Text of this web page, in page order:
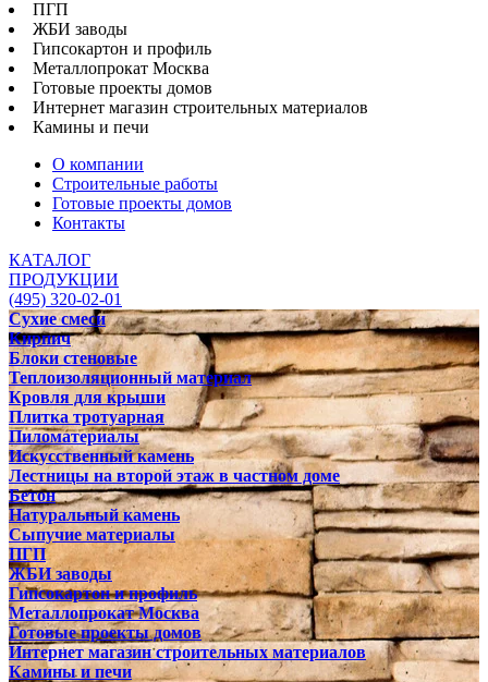
ПГП
ЖБИ заводы
Гипсокартон и профиль
Металлопрокат Москва
Готовые проекты домов
Интернет магазин строительных материалов
Камины и печи
О компании
Строительные работы
Готовые проекты домов
Контакты
КАТАЛОГ
ПРОДУКЦИИ
(495) 320-02-01
Сухие смеси
Кирпич
Блоки стеновые
Теплоизоляционный материал
Кровля для крыши
Плитка тротуарная
Пиломатериалы
Искусственный камень
Лестницы на второй этаж в частном доме
Бетон
Натуральный камень
Сыпучие материалы
ПГП
ЖБИ заводы
Гипсокартон и профиль
Металлопрокат Москва
Готовые проекты домов
Интернет магазин строительных материалов
Камины и печи